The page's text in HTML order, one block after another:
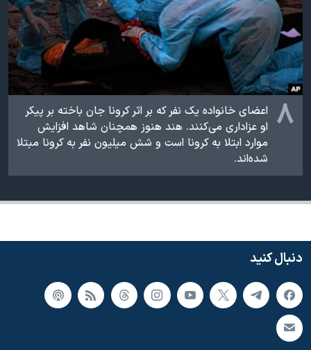
۸ اعضای خانواده یک نفر که بر اثر کرونا جان باخته بر پیکر
او عزاداری می‌کنند. هند هنوز همچنان شاهد افزایش
موارد ابتلا به کرونا است و شش میلیون نفر به کرونا مبتلا
شده‌اند.
دنبال کنید